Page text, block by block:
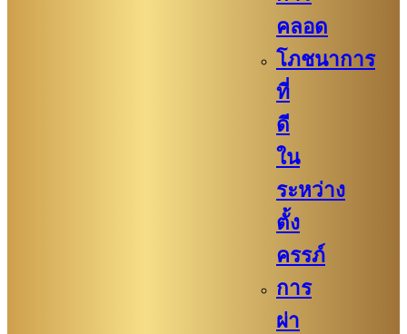
คลอด
โภชนาการ
ที่
ดี
ใน
ระหว่าง
ตั้ง
ครรภ์
การ
ผ่า